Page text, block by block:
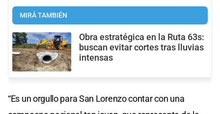
MIRÁ TAMBIÉN
Obra estratégica en la Ruta 63s:
buscan evitar cortes tras lluvias
intensas
“Es un orgullo para San Lorenzo contar con una